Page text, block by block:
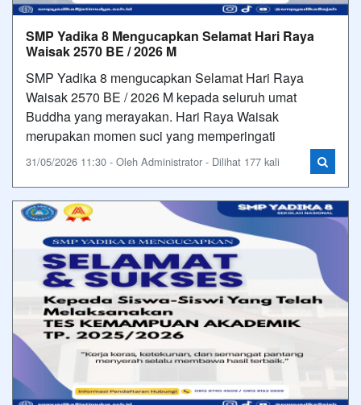
SMP Yadika 8 Mengucapkan Selamat Hari Raya
Waisak 2570 BE / 2026 M
SMP Yadika 8 mengucapkan Selamat Hari Raya
Waisak 2570 BE / 2026 M kepada seluruh umat
Buddha yang merayakan. Hari Raya Waisak
merupakan momen suci yang memperingati
31/05/2026 11:30 - Oleh Administrator - Dilihat 177 kali